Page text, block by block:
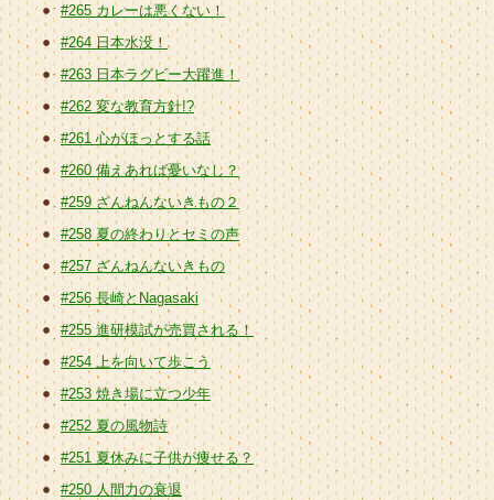
#265 カレーは悪くない！
#264 日本水没！
#263 日本ラグビー大躍進！
#262 変な教育方針!?
#261 心がほっとする話
#260 備えあれば憂いなし？
#259 ざんねんないきもの２
#258 夏の終わりとセミの声
#257 ざんねんないきもの
#256 長崎とNagasaki
#255 進研模試が売買される！
#254 上を向いて歩こう
#253 焼き場に立つ少年
#252 夏の風物詩
#251 夏休みに子供が痩せる？
#250 人間力の衰退